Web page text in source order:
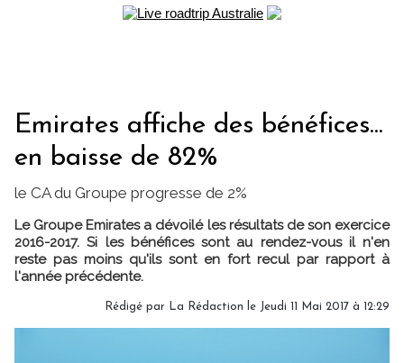
Emirates affiche des bénéfices...
en baisse de 82%
le CA du Groupe progresse de 2%
Le Groupe Emirates a dévoilé les résultats de son exercice
2016-2017. Si les bénéfices sont au rendez-vous il n'en
reste pas moins qu'ils sont en fort recul par rapport à
l'année précédente.
Rédigé par La Rédaction le Jeudi 11 Mai 2017 à 12:29